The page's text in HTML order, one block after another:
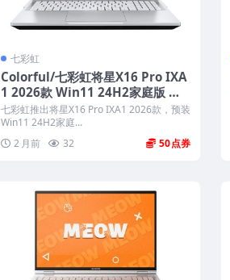
七彩虹
Colorful/七彩虹将星X16 Pro IXA
1 2026款 Win11 24H2家庭版 原
厂OEM系统 带COLORFUL一键还
原
七彩虹推出将星X16 Pro IXA1 2026款，预装
Win11 24H2家庭...
2 月前
32 50